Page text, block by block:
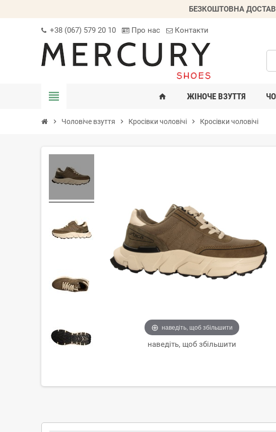
БЕЗКОШТОВНА
+38 (067) 579 20 10 Про нас Контакти
view_headline home ЖІНОЧЕ ВЗУТТЯ
chevron_right Чоловіче взуття chevron_right Кросівки чоловічі chevron_right Кросівки чоловічі
наведіть, щоб збільшити
наведіть, щоб збільшити